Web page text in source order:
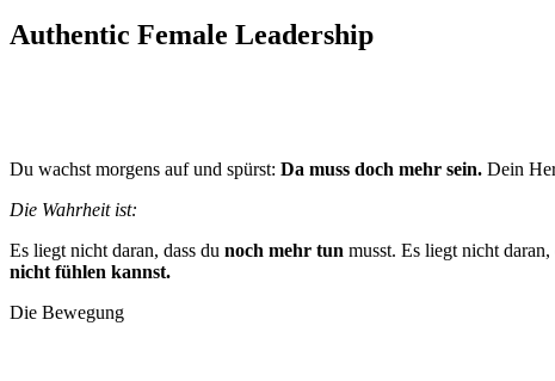
Authentic Female Leadership
Du wachst morgens auf und spürst: Da muss doch mehr sein. Dein
Die Wahrheit ist:
Es liegt nicht daran, dass du noch mehr tun musst. Es liegt nicht daran,
nicht fühlen kannst.
Die Bewegung